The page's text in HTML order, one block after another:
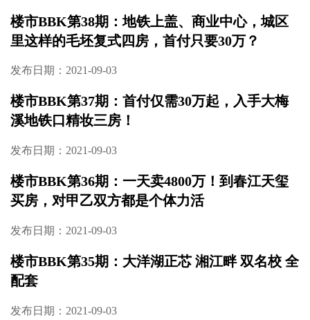
楼市BBK第40期：视野宽阔、百变灵动，优秀
的户型是一个房子的灵魂所在
发布日期：2021-04-22
楼市BBK第39期：麓谷芯，雅礼旁，人文智慧
社区
发布日期：2021-04-08
楼市BBK第38期：地铁上盖、商业中心，城区
里这样的毛坯复式四房，首付只要30万？
发布日期：2021-09-03
楼市BBK第37期：首付仅需30万起，入手大梅
溪地铁口精妆三房！
发布日期：2021-09-03